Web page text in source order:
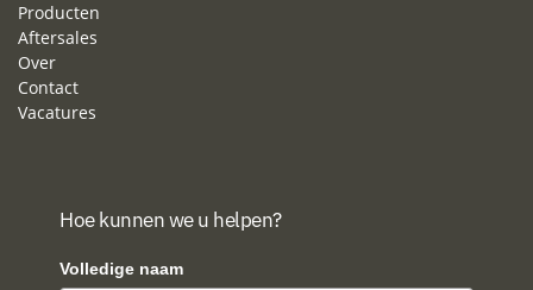
Producten
Aftersales
Over
Contact
Vacatures
Hoe kunnen we u helpen?
Volledige naam